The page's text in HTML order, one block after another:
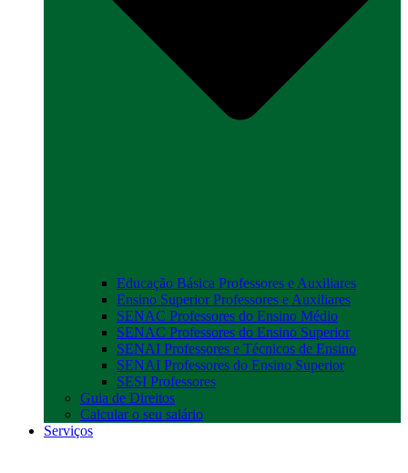
Educação Básica Professores e Auxiliares
Ensino Superior Professores e Auxiliares
SENAC Professores do Ensino Médio
SENAC Professores do Ensino Superior
SENAI Professores e Técnicos de Ensino
SENAI Professores do Ensino Superior
SESI Professores
Guia de Direitos
Calcular o seu salário
Serviços